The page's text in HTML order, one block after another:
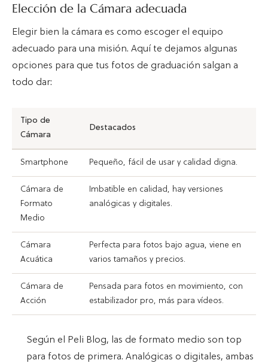
Elección de la Cámara adecuada
Elegir bien la cámara es como escoger el equipo
adecuado para una misión. Aquí te dejamos algunas
opciones para que tus fotos de graduación salgan a
todo dar:
Tipo de
Cámara
Destacados
Smartphone Pequeño, fácil de usar y calidad digna.
Cámara de
Formato
Medio
Imbatible en calidad, hay versiones
analógicas y digitales.
Cámara
Acuática
Perfecta para fotos bajo agua, viene en
varios tamaños y precios.
Cámara de
Acción
Pensada para fotos en movimiento, con
estabilizador pro, más para vídeos.
Según el Peli Blog, las de formato medio son top
para fotos de primera. Analógicas o digitales, ambas